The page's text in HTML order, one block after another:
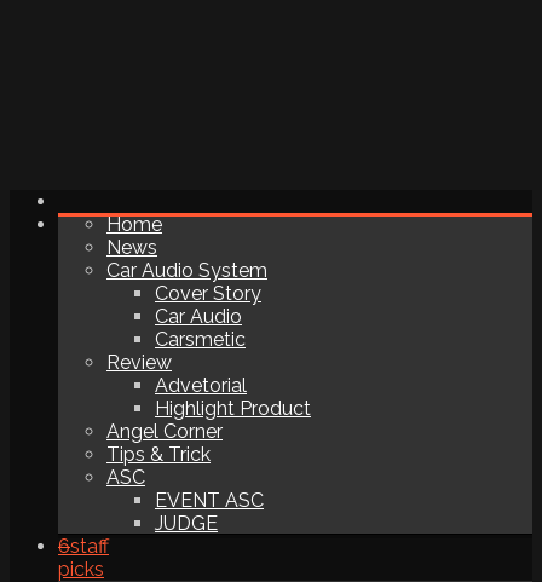
Home
News
Car Audio System
Cover Story
Car Audio
Carsmetic
Review
Advetorial
Highlight Product
Angel Corner
Tips & Trick
ASC
EVENT ASC
JUDGE
6staff
picks